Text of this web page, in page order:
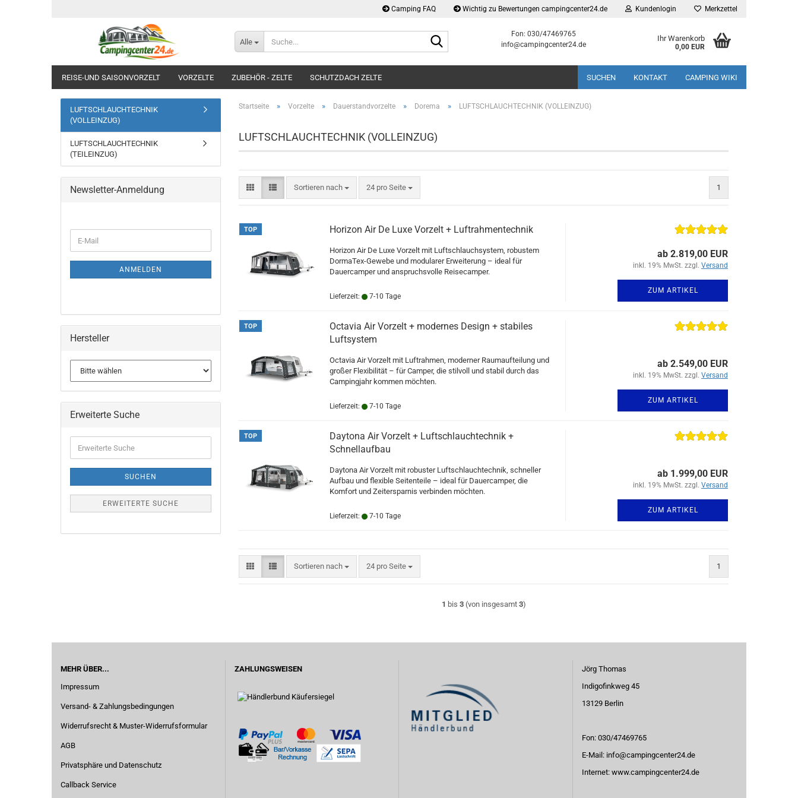
Camping FAQ Wichtig zu Bewertungen campingcenter24.de Kundenlogin Merkzettel
Alle
Fon: 030/47469765
info@campingcenter24.de
Ihr Warenkorb
0,00 EUR
REISE-UND SAISONVORZELT VORZELTE ZUBEHÖR - ZELTE SCHUTZDACH ZELTE SUCHEN KONTAKT CAMPING WIKI
Startseite » Vorzelte » Dauerstandvorzelte » Dorema » LUFTSCHLAUCHTECHNIK (VOLLEINZUG)
LUFTSCHLAUCHTECHNIK (VOLLEINZUG)
Sortieren nach
Sortieren nach 24 pro Seite
pro Seite 1
TOP Horizon Air De Luxe Vorzelt + Luftrahmentechnik
Horizon Air De Luxe Vorzelt mit Luftschlauchsystem, robustem
DormaTex-Gewebe und modularer Erweiterung – ideal für
Dauercamper und anspruchsvolle Reisecamper.
Lieferzeit: 7-10 Tage
ab 2.819,00 EUR
inkl. 19% MwSt. zzgl. Versand
ZUM ARTIKEL
TOP
Octavia Air Vorzelt + modernes Design + stabiles
Luftsystem
Octavia Air Vorzelt mit Luftrahmen, moderner Raumaufteilung und
großer Flexibilität – für Camper, die stilvoll und stabil durch das
Campingjahr kommen möchten.
Lieferzeit: 7-10 Tage
ab 2.549,00 EUR
inkl. 19% MwSt. zzgl. Versand
ZUM ARTIKEL
TOP
Daytona Air Vorzelt + Luftschlauchtechnik +
Schnellaufbau
Daytona Air Vorzelt mit robuster Luftschlauchtechnik, schneller
Aufbau und flexible Seitenteile – ideal für Dauercamper, die
Komfort und Zeitersparnis verbinden möchten.
Lieferzeit: 7-10 Tage
ab 1.999,00 EUR
inkl. 19% MwSt. zzgl. Versand
ZUM ARTIKEL
Sortieren nach
Sortieren nach 24 pro Seite
pro Seite 1
1 bis 3(von insgesamt 3)
LUFTSCHLAUCHTECHNIK
(VOLLEINZUG)
LUFTSCHLAUCHTECHNIK
(TEILEINZUG)
Newsletter-Anmeldung
ZUR
E-
Mail
ANMELDEN
Hersteller
Erweiterte Suche
Suche
SUCHEN
ERWEITERTE SUCHE
MEHR ÜBER...
Impressum
Versand- & Zahlungsbedingungen
Widerrufsrecht & Muster-Widerrufsformular
AGB
Privatsphäre und Datenschutz
Callback Service
ZAHLUNGSWEISEN
Jörg Thomas
Indigofinkweg 45
13129 Berlin
Fon: 030/47469765
E-Mail: info@campingcenter24.de
Internet: www.campingcenter24.de